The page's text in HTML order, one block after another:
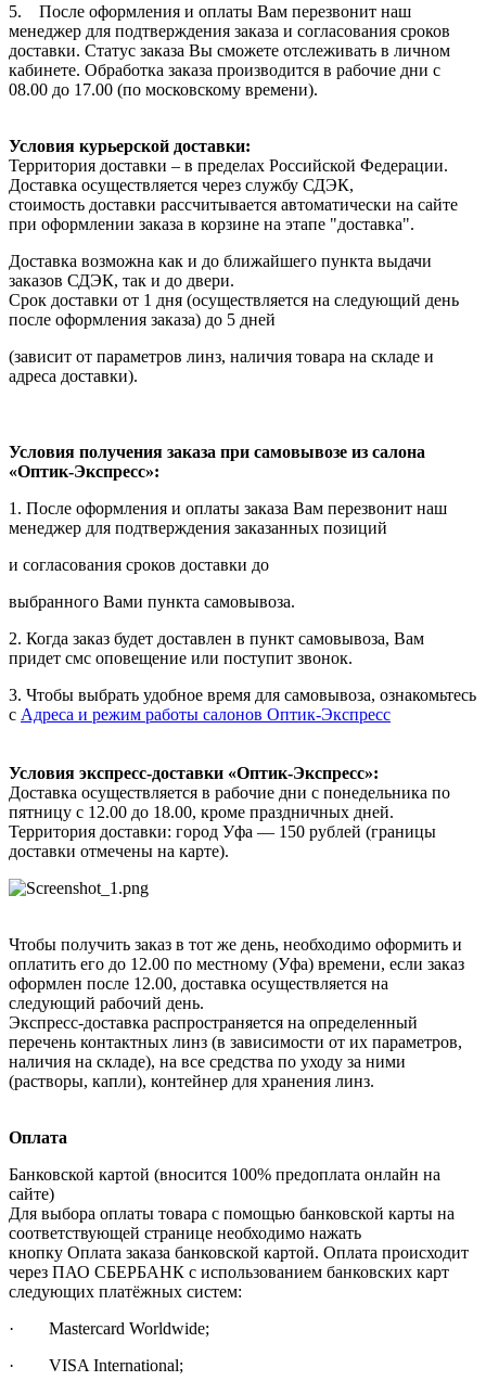
5. После оформления и оплаты Вам перезвонит наш
менеджер для подтверждения заказа и согласования сроков
доставки. Статус заказа Вы сможете отслеживать в личном
кабинете. Обработка заказа производится в рабочие дни с
08.00 до 17.00 (по московскому времени).
Условия курьерской доставки:
Территория доставки – в пределах Российской Федерации.
Доставка осуществляется через службу СДЭК,
стоимость доставки рассчитывается автоматически на сайте
при оформлении заказа в корзине на этапе "доставка".
Доставка возможна как и до ближайшего пункта выдачи
заказов СДЭК, так и до двери.
Срок доставки от 1 дня (осуществляется на следующий день
после оформления заказа) до 5 дней
(зависит от параметров линз, наличия товара на складе и
адреса доставки).
Условия получения заказа при самовывозе из салона
«Оптик-Экспресс»:
1. После оформления и оплаты заказа Вам перезвонит наш
менеджер для подтверждения заказанных позиций
и согласования сроков доставки до
выбранного Вами пункта самовывоза.
2. Когда заказ будет доставлен в пункт самовывоза, Вам
придет смс оповещение или поступит звонок.
3. Чтобы выбрать удобное время для самовывоза, ознакомьтесь
с Адреса и режим работы салонов Оптик-Экспресс
Условия экспресс-доставки «Оптик-Экспресс»:
Доставка осуществляется в рабочие дни с понедельника по
пятницу с 12.00 до 18.00, кроме праздничных дней.
Территория доставки: город Уфа — 150 рублей (границы
доставки отмечены на карте).
Чтобы получить заказ в тот же день, необходимо оформить и
оплатить его до 12.00 по местному (Уфа) времени, если заказ
оформлен после 12.00, доставка осуществляется на
следующий рабочий день.
Экспресс-доставка распространяется на определенный
перечень контактных линз (в зависимости от их параметров,
наличия на складе), на все средства по уходу за ними
(растворы, капли), контейнер для хранения линз.
Оплата
Банковской картой (вносится 100% предоплата онлайн на
сайте)
Для выбора оплаты товара с помощью банковской карты на
соответствующей странице необходимо нажать
кнопку Оплата заказа банковской картой. Оплата происходит
через ПАО СБЕРБАНК с использованием банковских карт
следующих платёжных систем:
· Mastercard Worldwide;
· VISA International;